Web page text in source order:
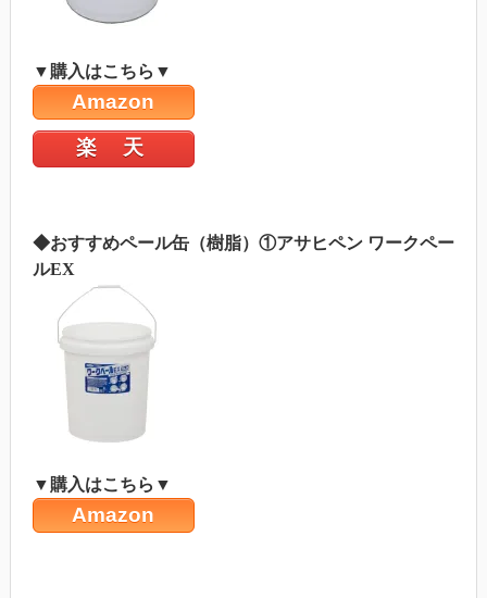
▼購入はこちら▼
Amazon
楽 天
◆おすすめペール缶（樹脂）①アサヒペン ワークペー
ルEX
▼購入はこちら▼
Amazon